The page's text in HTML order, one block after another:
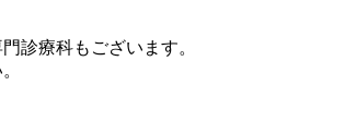
診療科もございます。